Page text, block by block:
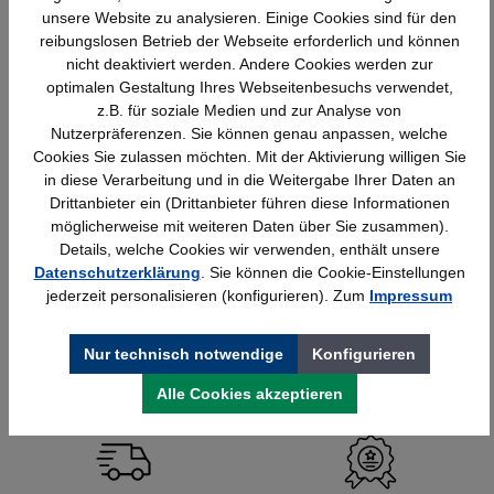
Wedo Schlüsselschrank mit
Elektonikschloss lichtgrau
97,22 €* Details
unsere Website zu analysieren. Einige Cookies sind für den
reibungslosen Betrieb der Webseite erforderlich und können
nicht deaktiviert werden. Andere Cookies werden zur
optimalen Gestaltung Ihres Webseitenbesuchs verwendet,
z.B. für soziale Medien und zur Analyse von
Nutzerpräferenzen. Sie können genau anpassen, welche
Cookies Sie zulassen möchten. Mit der Aktivierung willigen Sie
in diese Verarbeitung und in die Weitergabe Ihrer Daten an
Drittanbieter ein (Drittanbieter führen diese Informationen
möglicherweise mit weiteren Daten über Sie zusammen).
Details, welche Cookies wir verwenden, enthält unsere
Datenschutzerklärung . Sie können die Cookie-Einstellungen
jederzeit personalisieren (konfigurieren). Zum Impressum
Nur technisch notwendige Konfigurieren
Alle Cookies akzeptieren